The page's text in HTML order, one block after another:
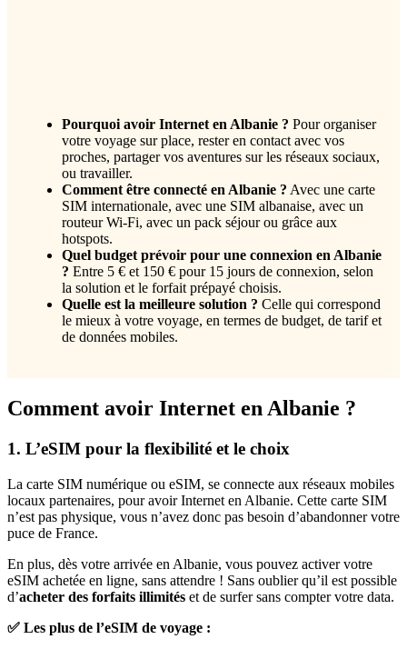
Pourquoi avoir Internet en Albanie ? Pour organiser
votre voyage sur place, rester en contact avec vos
proches, partager vos aventures sur les réseaux sociaux,
ou travailler.
Comment être connecté en Albanie ? Avec une carte
SIM internationale, avec une SIM albanaise, avec un
routeur Wi-Fi, avec un pack séjour ou grâce aux
hotspots.
Quel budget prévoir pour une connexion en Albanie
? Entre 5 € et 150 € pour 15 jours de connexion, selon
la solution et le forfait prépayé choisis.
Quelle est la meilleure solution ? Celle qui correspond
le mieux à votre voyage, en termes de budget, de tarif et
de données mobiles.
Comment avoir Internet en Albanie ?
1. L’eSIM pour la flexibilité et le choix
La carte SIM numérique ou eSIM, se connecte aux réseaux mobiles
locaux partenaires, pour avoir Internet en Albanie. Cette carte SIM
n’est pas physique, vous n’avez donc pas besoin d’abandonner votre
puce de France.
En plus, dès votre arrivée en Albanie, vous pouvez activer votre
eSIM achetée en ligne, sans attendre ! Sans oublier qu’il est possible
d’acheter des forfaits illimités et de surfer sans compter votre data.
✅ Les plus de l’eSIM de voyage :